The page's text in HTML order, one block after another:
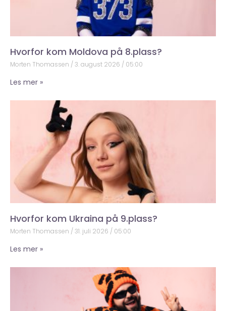
Hvorfor kom Moldova på 8.plass?
Morten Thomassen 3. august 2026 05:00
Les mer »
Hvorfor kom Ukraina på 9.plass?
Morten Thomassen 31. juli 2026 05:00
Les mer »